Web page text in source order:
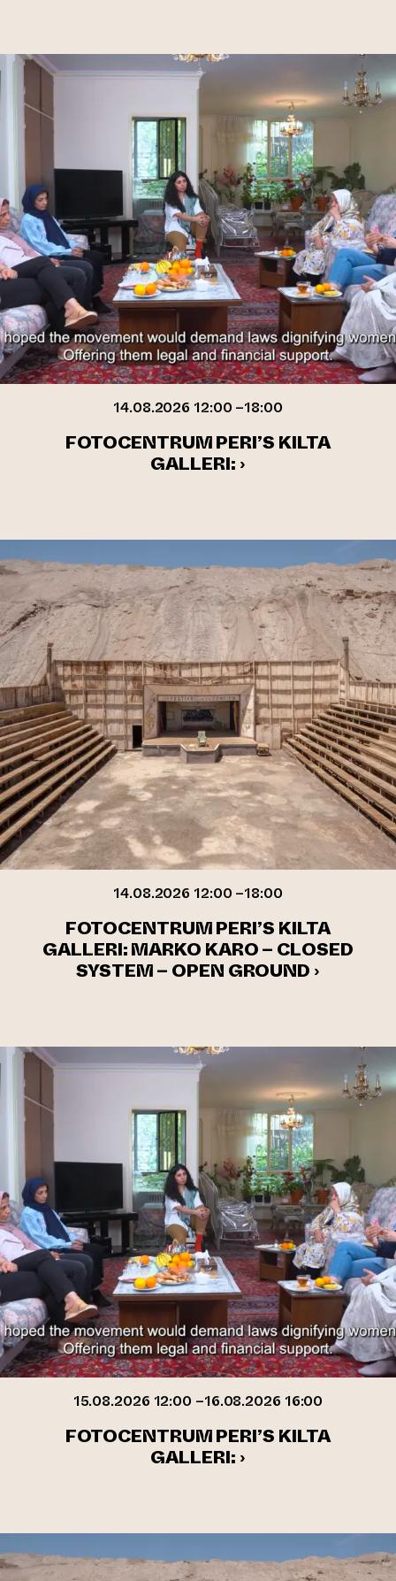
14.08.2026 12:00 –18:00
FOTOCENTRUM PERI’S KILTA
GALLERI: ›
14.08.2026 12:00 –18:00
FOTOCENTRUM PERI’S KILTA
GALLERI: MARKO KARO – CLOSED
SYSTEM – OPEN GROUND ›
15.08.2026 12:00 –16.08.2026 16:00
FOTOCENTRUM PERI’S KILTA
GALLERI: ›